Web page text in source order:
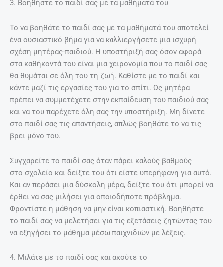
3. Βοηθήστε το παιδί σας με τα μαθήματά του
Το να βοηθάτε το παιδί σας με τα μαθήματά του αποτελεί
ένα ουσιαστικό βήμα για να καλλιεργήσετε μια ισχυρή
σχέση μητέρας-παιδιού. Η υποστήριξή σας όσον αφορά
στα καθήκοντά του είναι μια χειρονομία που το παιδί σας
θα θυμάται σε όλη του τη ζωή. Καθίστε με το παιδί και
κάντε μαζί τις εργασίες του για το σπίτι. Ως μητέρα
πρέπει να συμμετέχετε στην εκπαίδευση του παιδιού σας
και να του παρέχετε όλη σας την υποστήριξη. Μη δίνετε
στο παιδί σας τις απαντήσεις, απλώς βοηθάτε το να τις
βρει μόνο του.
Συγχαρείτε το παιδί σας όταν πάρει καλούς βαθμούς
στο σχολείο και δείξτε του ότι είστε υπερήφανη για αυτό.
Και αν περάσει μια δύσκολη μέρα, δείξτε του ότι μπορεί να
έρθει να σας μιλήσει για οποιοδήποτε πρόβλημα.
Φροντίστε η μάθηση να μην είναι κοπιαστική. Βοηθήστε
το παιδί σας να μελετήσει για τις εξετάσεις ζητώντας του
να εξηγήσει το μάθημα μέσω παιχνιδιών με λέξεις.
4. Μιλάτε με το παιδί σας και ακούτε το